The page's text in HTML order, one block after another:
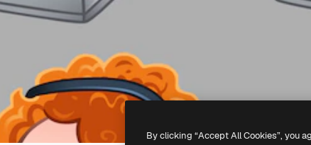
By clicking “Accept All Cookies”, you